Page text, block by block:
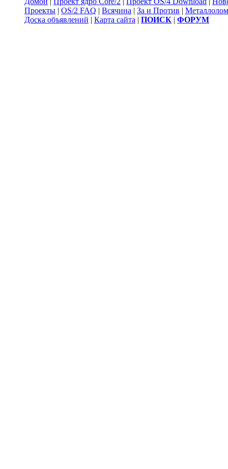
Проекты | OS/2 FAQ | Всячина | За и Против | Металлолом
Доска объявлений | Карта сайта | ПОИСК | ФОРУМ